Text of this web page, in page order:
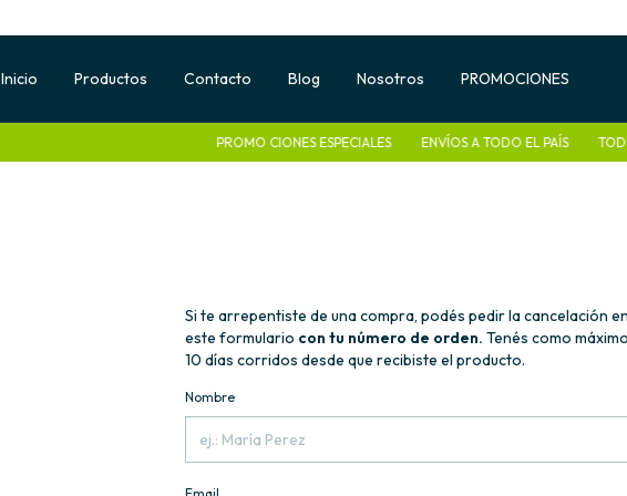
Inicio Productos Contacto Blog Nosotros PROMOCIONES
PROMO CIONES ESPECIALES ENVÍOS A TODO EL PAÍS
Si te arrepentiste de una compra, podés pedir la cancelación
este formulario con tu número de orden. Tenés como
10 días corridos desde que recibiste el producto.
Nombre